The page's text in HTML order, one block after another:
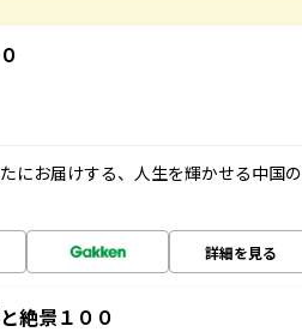
にお届けする、人生を輝かせる中国の
詳細を見る
絶景１００